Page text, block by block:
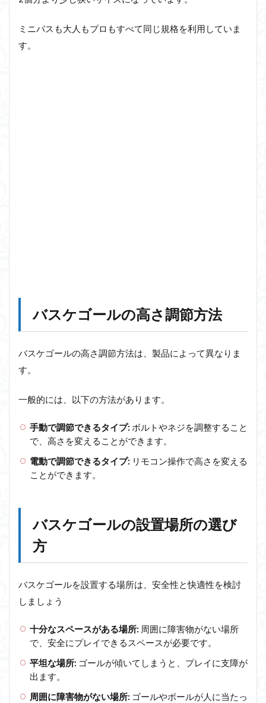
ミニバスも大人もプロもすべて同じ規格を利用していま
す。
バスケゴールの高さ調節方法
バスケゴールの高さ調節方法は、製品によって異なりま
す。
一般的には、以下の方法があります。
手動で調節できるタイプ: ボルトやネジを調整すること
で、高さを変えることができます。
電動で調節できるタイプ: リモコン操作で高さを変える
ことができます。
バスケゴールの設置場所の選び
方
バスケゴールを設置する場所は、安全性と快適性を検討
しましょう
十分なスペースがある場所: 周囲に障害物がない場所
で、安全にプレイできるスペースが必要です。
平坦な場所: ゴールが傾いてしまうと、プレイに支障が
出ます。
周囲に障害物がない場所: ゴールやボールが人に当たっ